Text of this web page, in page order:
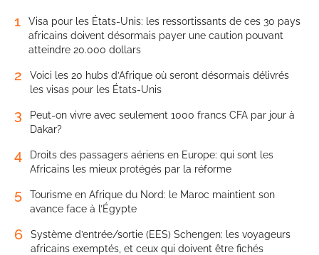
1
Visa pour les États-Unis: les ressortissants de ces 30 pays
africains doivent désormais payer une caution pouvant
atteindre 20.000 dollars
2
Voici les 20 hubs d’Afrique où seront désormais délivrés
les visas pour les États-Unis
3
Peut-on vivre avec seulement 1000 francs CFA par jour à
Dakar?
4
Droits des passagers aériens en Europe: qui sont les
Africains les mieux protégés par la réforme
5
Tourisme en Afrique du Nord: le Maroc maintient son
avance face à l’Égypte
6
Système d’entrée/sortie (EES) Schengen: les voyageurs
africains exemptés, et ceux qui doivent être fichés